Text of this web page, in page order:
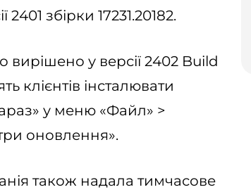
збірки 17231.20182.
у версії 2402 Build
клієнтів інсталювати
у меню «Файл» >
оновлення».
також надала тимчасове